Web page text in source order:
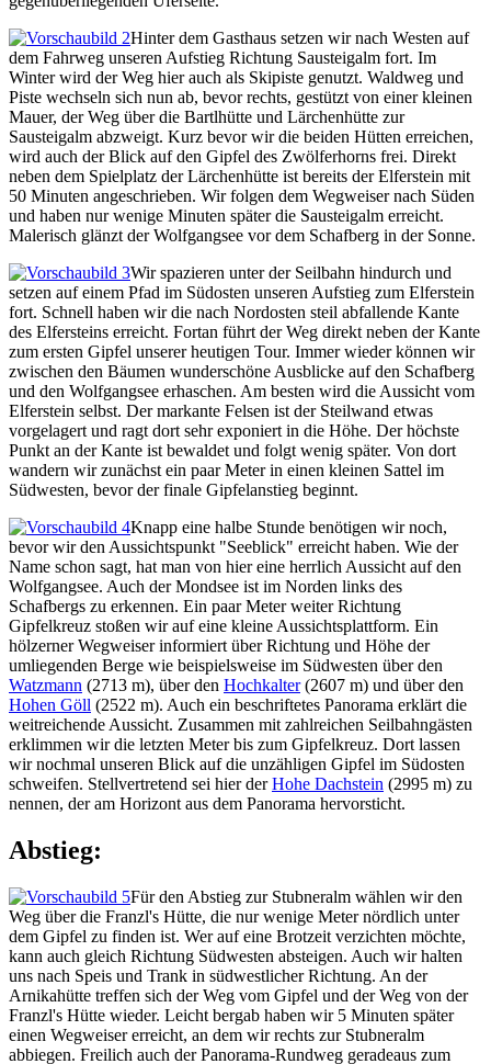
Hinter dem Gasthaus setzen wir nach Westen auf
dem Fahrweg unseren Aufstieg Richtung Sausteigalm fort. Im
Winter wird der Weg hier auch als Skipiste genutzt. Waldweg und
Piste wechseln sich nun ab, bevor rechts, gestützt von einer kleinen
Mauer, der Weg über die Bartlhütte und Lärchenhütte zur
Sausteigalm abzweigt. Kurz bevor wir die beiden Hütten erreichen,
wird auch der Blick auf den Gipfel des Zwölferhorns frei. Direkt
neben dem Spielplatz der Lärchenhütte ist bereits der Elferstein mit
50 Minuten angeschrieben. Wir folgen dem Wegweiser nach Süden
und haben nur wenige Minuten später die Sausteigalm erreicht.
Malerisch glänzt der Wolfgangsee vor dem Schafberg in der Sonne.
Wir spazieren unter der Seilbahn hindurch und
setzen auf einem Pfad im Südosten unseren Aufstieg zum Elferstein
fort. Schnell haben wir die nach Nordosten steil abfallende Kante
des Elfersteins erreicht. Fortan führt der Weg direkt neben der Kante
zum ersten Gipfel unserer heutigen Tour. Immer wieder können wir
zwischen den Bäumen wunderschöne Ausblicke auf den Schafberg
und den Wolfgangsee erhaschen. Am besten wird die Aussicht vom
Elferstein selbst. Der markante Felsen ist der Steilwand etwas
vorgelagert und ragt dort sehr exponiert in die Höhe. Der höchste
Punkt an der Kante ist bewaldet und folgt wenig später. Von dort
wandern wir zunächst ein paar Meter in einen kleinen Sattel im
Südwesten, bevor der finale Gipfelanstieg beginnt.
Knapp eine halbe Stunde benötigen wir noch,
bevor wir den Aussichtspunkt "Seeblick" erreicht haben. Wie der
Name schon sagt, hat man von hier eine herrlich Aussicht auf den
Wolfgangsee. Auch der Mondsee ist im Norden links des
Schafbergs zu erkennen. Ein paar Meter weiter Richtung
Gipfelkreuz stoßen wir auf eine kleine Aussichtsplattform. Ein
hölzerner Wegweiser informiert über Richtung und Höhe der
umliegenden Berge wie beispielsweise im Südwesten über den
Watzmann (2713 m), über den Hochkalter(2607 m) und über den
Hohen Göll (2522 m). Auch ein beschriftetes Panorama erklärt die
weitreichende Aussicht. Zusammen mit zahlreichen Seilbahngästen
erklimmen wir die letzten Meter bis zum Gipfelkreuz. Dort lassen
wir nochmal unseren Blick auf die unzähligen Gipfel im Südosten
schweifen. Stellvertretend sei hier derHohe Dachstein (2995 m) zu
nennen, der am Horizont aus dem Panorama hervorsticht.
Abstieg:
Für den Abstieg zur Stubneralm wählen wir den
Weg über die Franzl's Hütte, die nur wenige Meter nördlich unter
dem Gipfel zu finden ist. Wer auf eine Brotzeit verzichten möchte,
kann auch gleich Richtung Südwesten absteigen. Auch wir halten
uns nach Speis und Trank in südwestlicher Richtung. An der
Arnikahütte treffen sich der Weg vom Gipfel und der Weg von der
Franzl's Hütte wieder. Leicht bergab haben wir 5 Minuten später
einen Wegweiser erreicht, an dem wir rechts zur Stubneralm
abbiegen. Freilich auch der Panorama-Rundweg geradeaus zum